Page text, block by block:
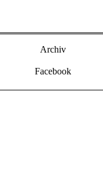
Archiv
Facebook